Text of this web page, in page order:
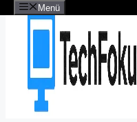
Zum
springen
Menü